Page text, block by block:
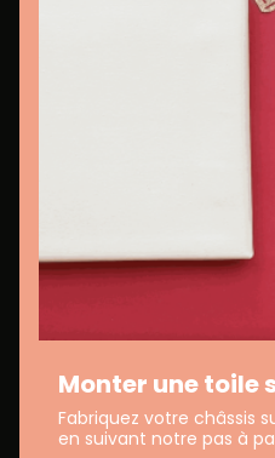
Monter une toile
Fabriquez votre châssis
en suivant notre pas à